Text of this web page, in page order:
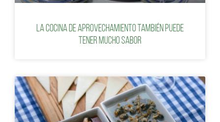
La cocina de aprovechamiento también puede
tener mucho sabor